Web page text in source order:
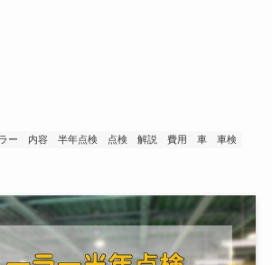
ー 内容 半年点検 点検 解説 費用 車 車検